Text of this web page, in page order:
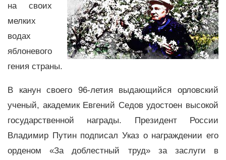
на своих
мелких
водах
яблоневого
гения страны.
В канун своего 96-летия выдающийся орловский
ученый, академик Евгений Седов удостоен высокой
государственной награды. Президент России
Владимир Путин подписал Указ о награждении его
орденом «За доблестный труд» за заслуги в